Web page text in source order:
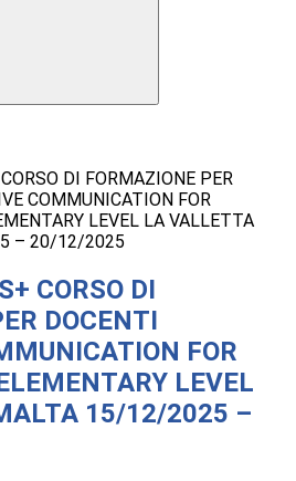
DI FORMAZIONE PER
COMMUNICATION FOR
LEVEL LA VALLETTA
– 20/12/2025
CORSO DI
DOCENTI
FOR
LEVEL
15/12/2025 –